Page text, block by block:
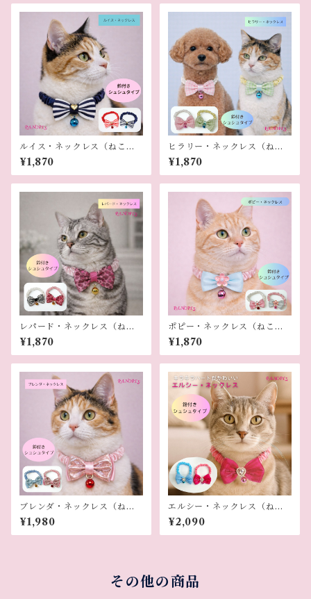
ルイス・ネックレス（ねこ
用）
¥1,870
ヒラリー・ネックレス（ねこ
用）
¥1,870
レパード・ネックレス（ねこ
用）
¥1,870
ポピー・ネックレス（ねこ
用）
¥1,870
ブレンダ・ネックレス（ねこ
用）
¥1,980
エルシー・ネックレス（ねこ
用）
¥2,090
その他の商品